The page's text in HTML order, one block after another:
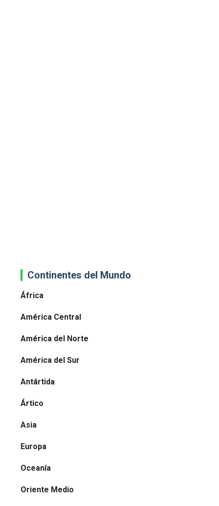
Continentes del Mundo
África
América Central
América del Norte
América del Sur
Antártida
Ártico
Asia
Europa
Oceanía
Oriente Medio